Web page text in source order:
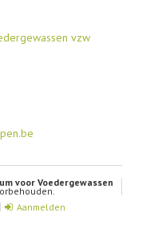
vzw
voor Voedergewassen
Aanmelden